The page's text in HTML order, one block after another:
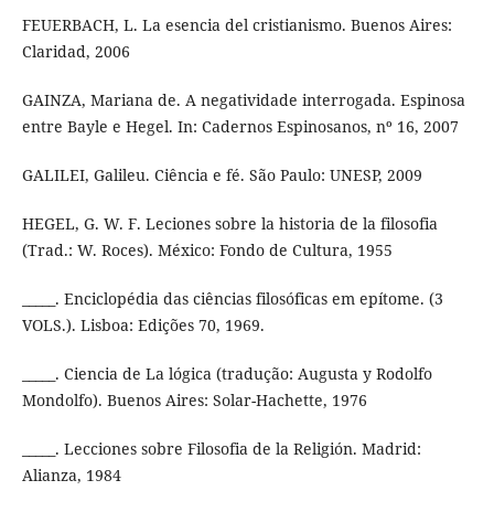
FEUERBACH, L. La esencia del cristianismo. Buenos Aires:
Claridad, 2006
GAINZA, Mariana de. A negatividade interrogada. Espinosa
entre Bayle e Hegel. In: Cadernos Espinosanos, nº 16, 2007
GALILEI, Galileu. Ciência e fé. São Paulo: UNESP, 2009
HEGEL, G. W. F. Leciones sobre la historia de la filosofia
(Trad.: W. Roces). México: Fondo de Cultura, 1955
_____. Enciclopédia das ciências filosóficas em epítome. (3
VOLS.). Lisboa: Edições 70, 1969.
_____. Ciencia de La lógica (tradução: Augusta y Rodolfo
Mondolfo). Buenos Aires: Solar-Hachette, 1976
_____. Lecciones sobre Filosofia de la Religión. Madrid:
Alianza, 1984